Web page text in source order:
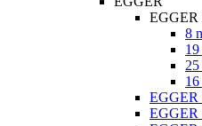
EGGER
8
EGGER
EGGER